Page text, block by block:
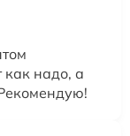
как надо, а